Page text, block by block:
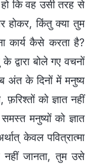
कि वह उसी तरह से
होकर, किंतु क्या तुम
कार्य कैसे करता है?
बोले गए वचनों
अंत के दिनों में मनुष्य
को ज्ञात नहीं
मनुष्यों को ज्ञात
केवल पवित्रात्मा
नहीं जानता, तुम उसे